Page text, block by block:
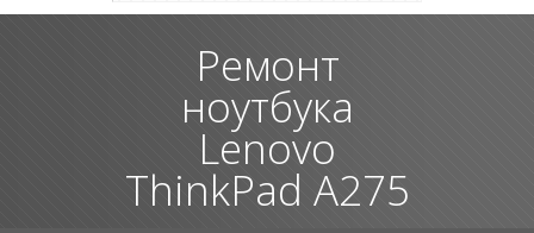
Ремонт
ноутбука
Lenovo
ThinkPad A275